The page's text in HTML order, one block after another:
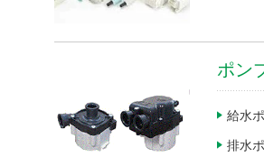
ポン
給水
排水
機器装置・工作機械
検査・計測機器